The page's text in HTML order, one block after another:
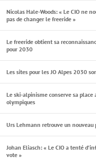
Nicolas Hale-Woods: « Le CIO ne
pas de changer le freeride »
Le freeride obtient sa
pour 2030
Les sites pour les JO Alpes 2030
Le ski-alpinisme conserve sa place
olympiques
Urs Lehmann retrouve un nouveau
Johan Eliasch: « Le CIO a tenté
vote »